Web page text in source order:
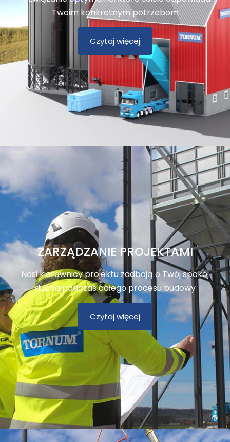
Twoim konkretnym potrzebom
Czytaj więcej
ZARZĄDZANIE PROJEKTAMI
Nasi kierownicy projektu zadbają o Twój spokój
ducha podczas całego procesu budowy
Czytaj więcej